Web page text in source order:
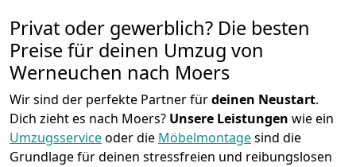
Privat oder gewerblich? Die besten
Preise für deinen Umzug von
Werneuchen nach Moers
Wir sind der perfekte Partner fürdeinen Neustart.
Dich zieht es nach Moers? Unsere Leistungen wie ein
Umzugsserviceoder die Möbelmontagesind die
Grundlage für deinen stressfreien und reibungslosen